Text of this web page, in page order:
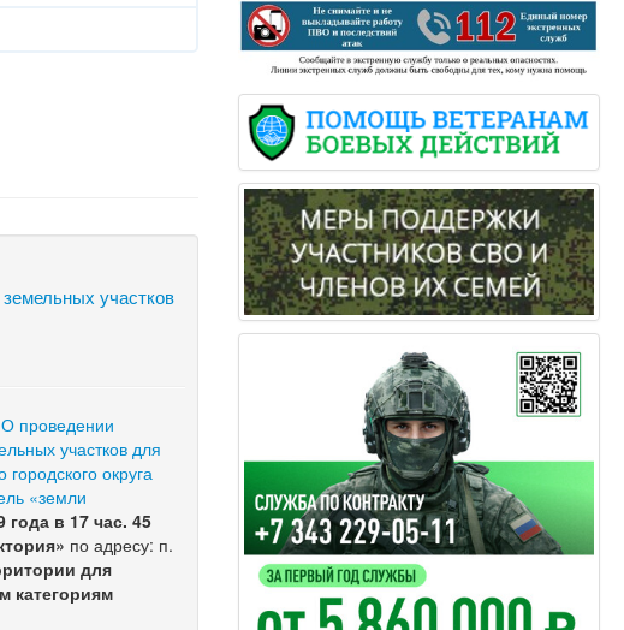
участков
проведении
участков для
округа
«земли
года в 17 час. 45
по адресу: п.
для
категориям